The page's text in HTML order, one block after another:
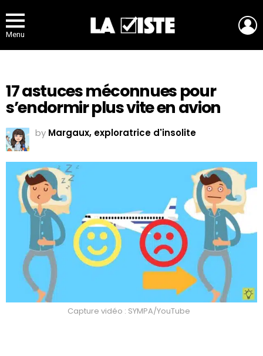
Menu
17 astuces méconnues pour
s’endormir plus vite en avion
by Margaux, exploratrice d'insolite
Capture vidéo : SYMPA/YouTube